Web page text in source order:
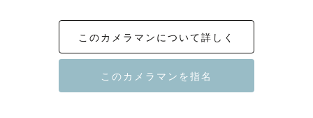
る可能性がございます。
※遠方の場合、また撮影開始時間によっては宿泊費
（5,000-10,000円）を追加で頂く場合がございますが
可能な限りご対応させて頂きますのでお気軽にご相談く
このカメラマンについて詳しく